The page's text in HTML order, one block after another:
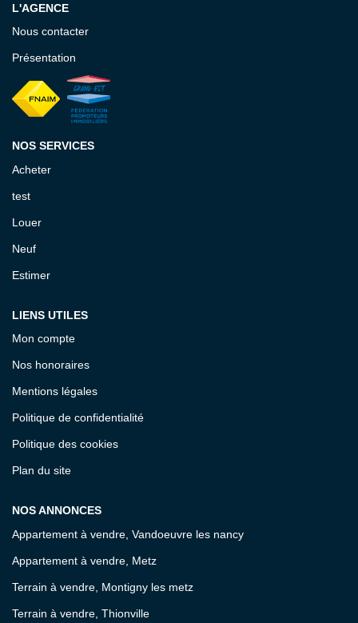
L'AGENCE
Nous contacter
Présentation
NOS SERVICES
Acheter
test
Louer
Neuf
Estimer
LIENS UTILES
Mon compte
Nos honoraires
Mentions légales
Politique de confidentialité
Politique des cookies
Plan du site
NOS ANNONCES
Appartement à vendre, Vandoeuvre les nancy
Appartement à vendre, Metz
Terrain à vendre, Montigny les metz
Terrain à vendre, Thionville